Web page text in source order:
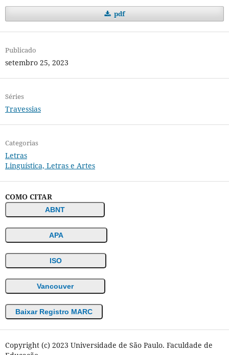
pdf
Publicado
setembro 25, 2023
Séries
Travessias
Categorias
Letras
Linguística, Letras e Artes
COMO CITAR
ABNT
APA
ISO
Vancouver
Baixar Registro MARC
Copyright (c) 2023 Universidade de São Paulo. Faculdade de